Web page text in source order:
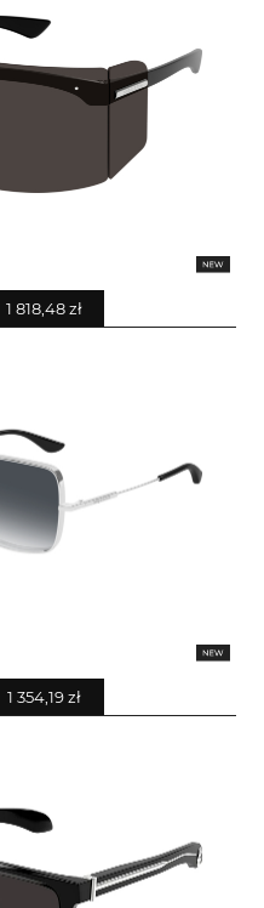
1 818,48 zł
1 354,19 zł